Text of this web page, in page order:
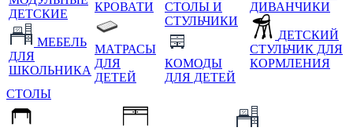
ДЕТСКИЕ
МЕБЕЛЬ
ДЛЯ
ШКОЛЬНИКА
КРОВАТИ
МАТРАСЫ
ДЛЯ
ДЕТЕЙ
СТОЛЫ И
СТУЛЬЧИКИ
КОМОДЫ
ДЛЯ ДЕТЕЙ
ДИВАНЧИКИ
ДЕТСКИЙ
СТУЛЬЧИК ДЛЯ
КОРМЛЕНИЯ
СТОЛЫ